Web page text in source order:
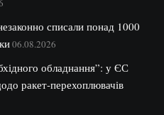
списали понад 1000
06.08.2026
обладнання”: у ЄС
ракет-перехоплювачів